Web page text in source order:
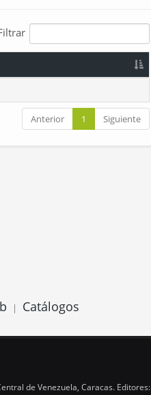
Anterior 1 Siguiente
| Catálogos
de Venezuela, Caracas. Editores: